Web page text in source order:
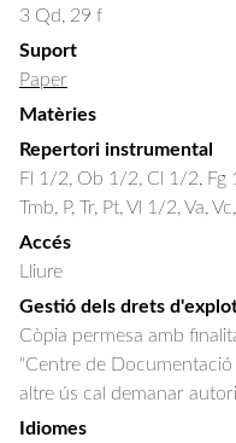
3 Qd, 29 f
Suport
Paper
Matèries
Repertori instrumental
Fl 1/2, Ob 1/2, Cl 1/2, Fg
Tmb, P, Tr, Pt, Vl 1/2, Va,
Accés
Lliure
Gestió dels drets
Còpia permesa amb
"Centre de Documentació
altre ús cal demanar
Idiomes